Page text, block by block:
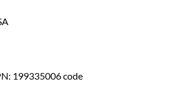
199335006 code